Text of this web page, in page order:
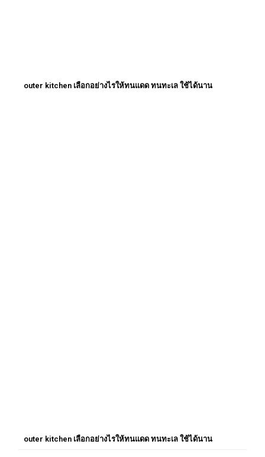
outer kitchen เลือกอย่างไรให้ทนแดด ทนทะเล ใช้ได้นาน
outer kitchen เลือกอย่างไรให้ทนแดด ทนทะเล ใช้ได้นาน